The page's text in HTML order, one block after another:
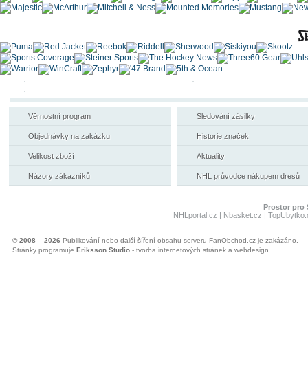
Věrnostní program
Objednávky na zakázku
Velikost zboží
Názory zákazníků
Sledování zásilky
Historie značek
Aktuality
NHL průvodce nákupem dresů
Prostor pro
NHLportal.cz | Nbasket.cz |
© 2008 – 2026 Publikování nebo další šíření obsahu serveru FanObchod.cz je zakázáno.
Stránky programuje Eriksson Studio - tvorba internetových stránek a webdesign